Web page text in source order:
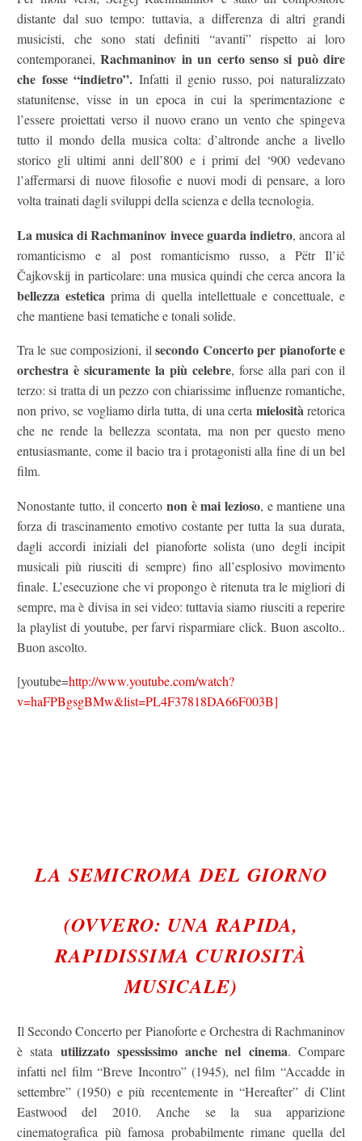
distante dal suo tempo: tuttavia, a differenza di altri grandi
musicisti, che sono stati definiti “avanti” rispetto ai loro
contemporanei,Rachmaninov in un certo senso si può dire
che fosse “indietro”. Infatti il genio russo, poi naturalizzato
statunitense, visse in un epoca in cui la sperimentazione e
l’essere proiettati verso il nuovo erano un vento che spingeva
tutto il mondo della musica colta: d’altronde anche a livello
storico gli ultimi anni dell’800 e i primi del ‘900 vedevano
l’affermarsi di nuove filosofie e nuovi modi di pensare, a loro
volta trainati dagli sviluppi della scienza e della tecnologia.
La musica di Rachmaninov invece guarda indietro, ancora al
romanticismo e al post romanticismo russo, a Pëtr Il’ič
Čajkovskij in particolare: una musica quindi che cerca ancora la
bellezza estetica prima di quella intellettuale e concettuale, e
che mantiene basi tematiche e tonali solide.
Tra le sue composizioni, ilsecondo Concerto per pianoforte e
orchestra è sicuramente la più celebre, forse alla pari con il
terzo: si tratta di un pezzo con chiarissime influenze romantiche,
non privo, se vogliamo dirla tutta, di una certa mielosità retorica
che ne rende la bellezza scontata, ma non per questo meno
entusiasmante, come il bacio tra i protagonisti alla fine di un bel
film.
Nonostante tutto, il concerto non è mai lezioso, e mantiene una
forza di trascinamento emotivo costante per tutta la sua durata,
dagli accordi iniziali del pianoforte solista (uno degli incipit
musicali più riusciti di sempre) fino all’esplosivo movimento
finale. L’esecuzione che vi propongo è ritenuta tra le migliori di
sempre, ma è divisa in sei video: tuttavia siamo riusciti a reperire
la playlist di youtube, per farvi risparmiare click. Buon ascolto..
Buon ascolto.
[youtube=http://www.youtube.com/watch?
v=haFPBgsgBMw&list=PL4F37818DA66F003B]
LA SEMICROMA DEL GIORNO
(OVVERO: UNA RAPIDA,
RAPIDISSIMA CURIOSITÀ
MUSICALE)
Il Secondo Concerto per Pianoforte e Orchestra di Rachmaninov
è stata utilizzato spessissimo anche nel cinema. Compare
infatti nel film “Breve Incontro” (1945), nel film “Accadde in
settembre” (1950) e più recentemente in “Hereafter” di Clint
Eastwood del 2010. Anche se la sua apparizione
cinematografica più famosa probabilmente rimane quella del